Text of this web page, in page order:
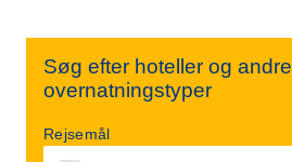
Søg efter hoteller og andre
overnatningstyper
Rejsemål